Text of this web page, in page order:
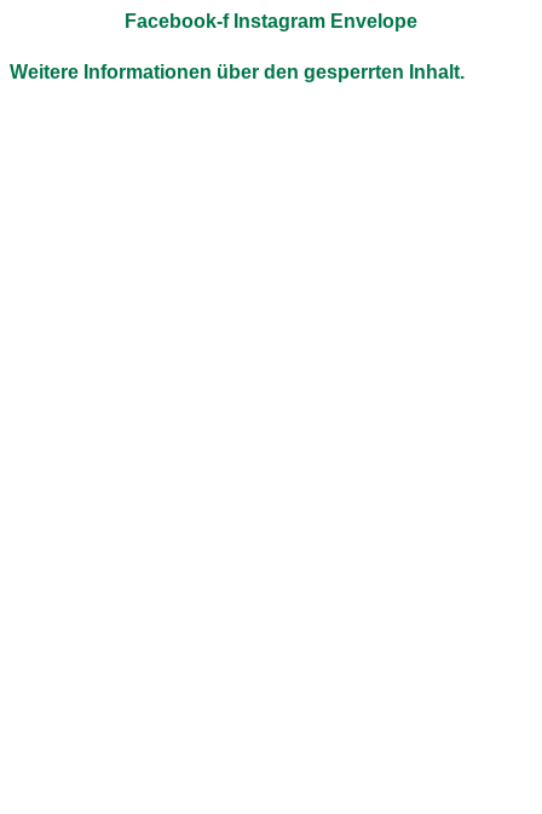
Facebook-f Instagram Envelope
Weitere Informationen über den gesperrten Inhalt.